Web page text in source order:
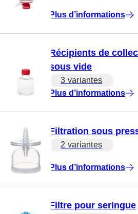
Plus d’informations
Récipients de
sous vide
3 variantes
Plus d’informations
Filtration sous
2 variantes
Plus d’informations
Filtre pour seringue